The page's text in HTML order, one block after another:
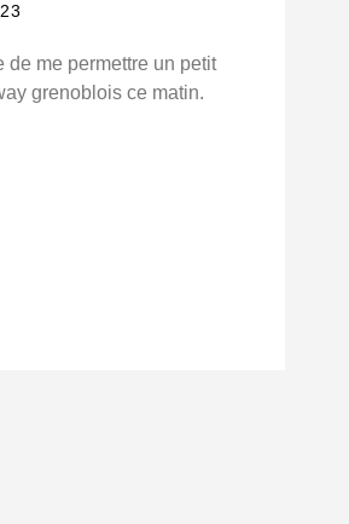
de me permettre un petit
grenoblois ce matin.